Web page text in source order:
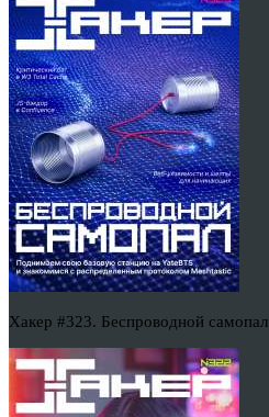
Хакер #323. Беспроводной самопал